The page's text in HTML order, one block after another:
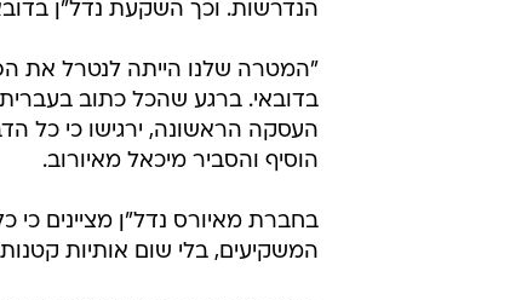
הנדרשות. וכך השקעת נדל"ן
"המטרה שלנו הייתה לנטרל את
בדובאי. ברגע שהכל כתוב
העסקה הראשונה, ירגישו כי כל
הוסיף והסביר מיכאל מאיורוב.
בחברת מאיורס נדל"ן מציינים כי
המשקיעים, בלי שום אותיות